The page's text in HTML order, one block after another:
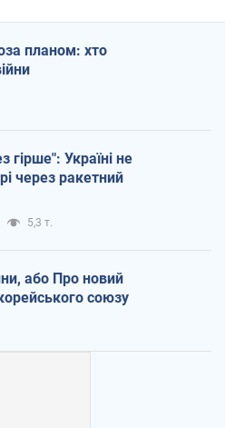
планом: хто
Україні не
через ракетний
5,3 т.
або Про новий
союзу